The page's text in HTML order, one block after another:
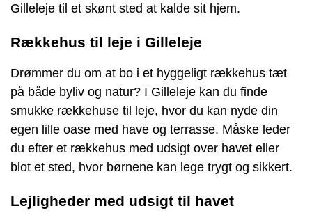
Gilleleje til et skønt sted at kalde sit hjem.
Rækkehus til leje i Gilleleje
Drømmer du om at bo i et hyggeligt rækkehus tæt
på både byliv og natur? I Gilleleje kan du finde
smukke rækkehuse til leje, hvor du kan nyde din
egen lille oase med have og terrasse. Måske leder
du efter et rækkehus med udsigt over havet eller
blot et sted, hvor børnene kan lege trygt og sikkert.
Lejligheder med udsigt til havet